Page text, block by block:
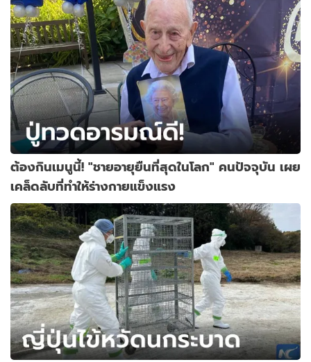
ต้องกินเมนูนี้! "ชายอายุยืนที่สุดในโลก" คนปัจจุบัน เผย
เคล็ดลับที่ทำให้ร่างกายแข็งแรง